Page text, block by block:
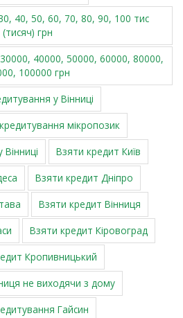
40, 50, 60, 70, 80, 90, 100 тис
(тисяч) грн
40000, 50000, 60000, 80000,
100000 грн
у Вінниці
мікропозик
Взяти кредит Київ
Взяти кредит Дніпро
Взяти кредит Вінниця
Взяти кредит Кіровоград
Кропивницький
не виходячи з дому
Гайсин